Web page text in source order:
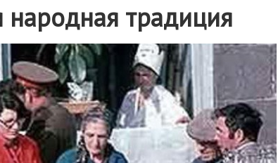
традиция